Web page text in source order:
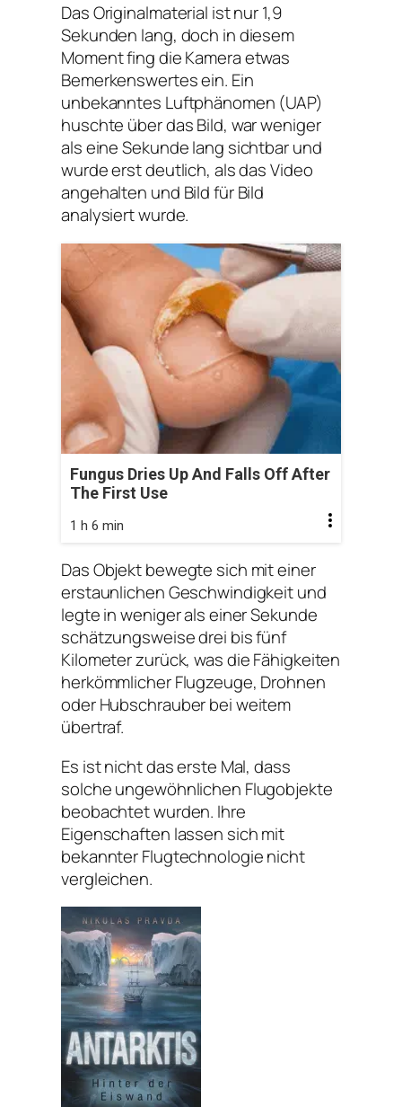
Das Originalmaterial ist nur 1,9
Sekunden lang, doch in diesem
Moment fing die Kamera etwas
Bemerkenswertes ein. Ein
unbekanntes Luftphänomen (UAP)
huschte über das Bild, war weniger
als eine Sekunde lang sichtbar und
wurde erst deutlich, als das Video
angehalten und Bild für Bild
analysiert wurde.
Fungus Dries Up And Falls Off After
The First Use
1 h 6 min
Das Objekt bewegte sich mit einer
erstaunlichen Geschwindigkeit und
legte in weniger als einer Sekunde
schätzungsweise drei bis fünf
Kilometer zurück, was die Fähigkeiten
herkömmlicher Flugzeuge, Drohnen
oder Hubschrauber bei weitem
übertraf.
Es ist nicht das erste Mal, dass
solche ungewöhnlichen Flugobjekte
beobachtet wurden. Ihre
Eigenschaften lassen sich mit
bekannter Flugtechnologie nicht
vergleichen.